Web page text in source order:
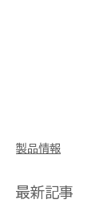
製品情報
最新記事